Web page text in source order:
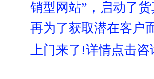
销型网站”，启动了
再为了获取潜在客户
上门来了!详情点击